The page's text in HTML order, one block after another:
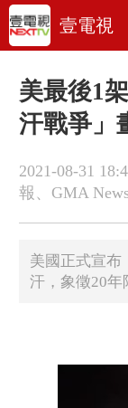
壹電視
美最後1
汗戰爭」
2021-08-31
報、GMA
美國正式宣布
汗，象徵20年